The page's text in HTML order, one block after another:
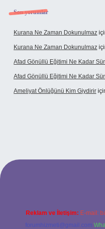
Son yorumlar
Kurana Ne Zaman Dokunulmaz
Kurana Ne Zaman Dokunulmaz
Afad Gönüllü Eğitimi Ne Kadar
Afad Gönüllü Eğitimi Ne Kadar
Ameliyat Önlüğünü Kim Giydirir
giriş
Reklam ve İletişim: E-mail:
forumhizmeti@gmail.com